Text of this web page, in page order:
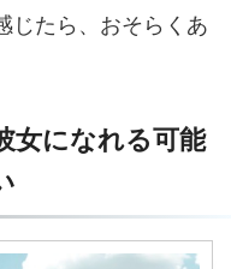
じたら、おそらくあ
女になれる可能